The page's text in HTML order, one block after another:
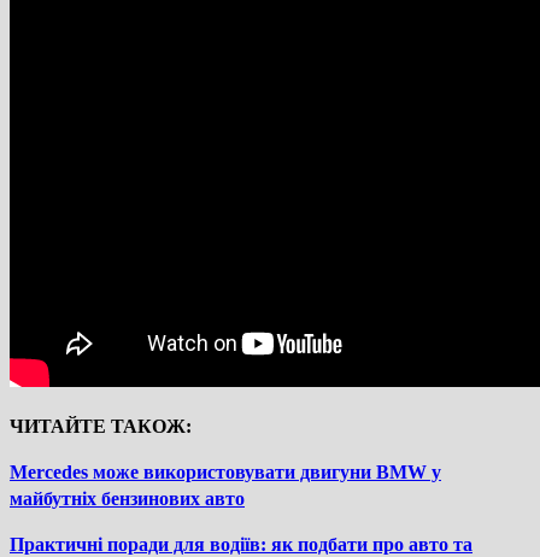
ЧИТАЙТЕ ТАКОЖ:
Mercedes може використовувати двигуни BMW у
майбутніх бензинових авто
Практичні поради для водіїв: як подбати про авто та